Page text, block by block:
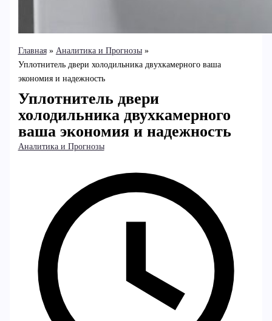
Главная
Аналитика и Прогнозы
Уплотнитель двери холодильника двухкамерного ваша
экономия и надежность
Уплотнитель двери
холодильника двухкамерного
ваша экономия и надежность
Аналитика и Прогнозы